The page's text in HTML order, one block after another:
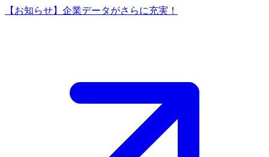
【お知らせ】企業データがさらに充実！